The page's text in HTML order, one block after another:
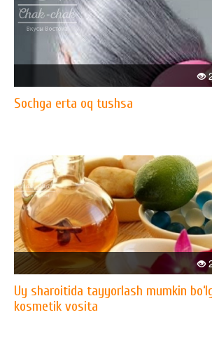
Sochga erta oq tushsa
Uy sharoitida tayyorlash mumkin
kosmetik vosita